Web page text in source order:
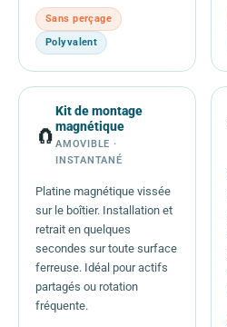
Sans perçage
Polyvalent
🧲
Kit de montage
magnétique
AMOVIBLE ·
INSTANTANÉ
Platine magnétique vissée
sur le boîtier. Installation et
retrait en quelques
secondes sur toute surface
ferreuse. Idéal pour actifs
partagés ou rotation
fréquente.